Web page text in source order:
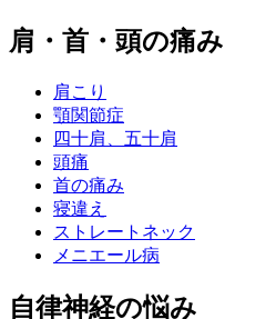
肩・首・頭の痛み
肩こり
顎関節症
四十肩、五十肩
頭痛
首の痛み
寝違え
ストレートネック
メニエール病
自律神経の悩み